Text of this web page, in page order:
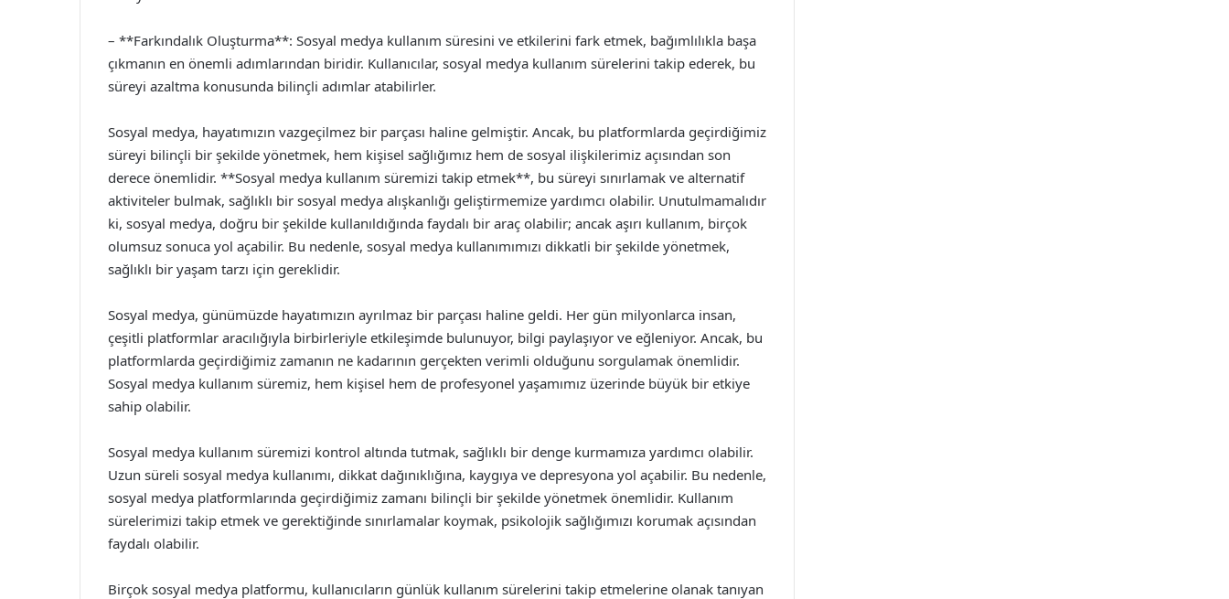
– **Farkındalık Oluşturma**: Sosyal medya kullanım süresini ve etkilerini fark etmek, bağımlılıkla başa
çıkmanın en önemli adımlarından biridir. Kullanıcılar, sosyal medya kullanım sürelerini takip ederek, bu
süreyi azaltma konusunda bilinçli adımlar atabilirler.
Sosyal medya, hayatımızın vazgeçilmez bir parçası haline gelmiştir. Ancak, bu platformlarda geçirdiğimiz
süreyi bilinçli bir şekilde yönetmek, hem kişisel sağlığımız hem de sosyal ilişkilerimiz açısından son
derece önemlidir. **Sosyal medya kullanım süremizi takip etmek**, bu süreyi sınırlamak ve alternatif
aktiviteler bulmak, sağlıklı bir sosyal medya alışkanlığı geliştirmemize yardımcı olabilir. Unutulmamalıdır
ki, sosyal medya, doğru bir şekilde kullanıldığında faydalı bir araç olabilir; ancak aşırı kullanım, birçok
olumsuz sonuca yol açabilir. Bu nedenle, sosyal medya kullanımımızı dikkatli bir şekilde yönetmek,
sağlıklı bir yaşam tarzı için gereklidir.
Sosyal medya, günümüzde hayatımızın ayrılmaz bir parçası haline geldi. Her gün milyonlarca insan,
çeşitli platformlar aracılığıyla birbirleriyle etkileşimde bulunuyor, bilgi paylaşıyor ve eğleniyor. Ancak, bu
platformlarda geçirdiğimiz zamanın ne kadarının gerçekten verimli olduğunu sorgulamak önemlidir.
Sosyal medya kullanım süremiz, hem kişisel hem de profesyonel yaşamımız üzerinde büyük bir etkiye
sahip olabilir.
Sosyal medya kullanım süremizi kontrol altında tutmak, sağlıklı bir denge kurmamıza yardımcı olabilir.
Uzun süreli sosyal medya kullanımı, dikkat dağınıklığına, kaygıya ve depresyona yol açabilir. Bu nedenle,
sosyal medya platformlarında geçirdiğimiz zamanı bilinçli bir şekilde yönetmek önemlidir. Kullanım
sürelerimizi takip etmek ve gerektiğinde sınırlamalar koymak, psikolojik sağlığımızı korumak açısından
faydalı olabilir.
Birçok sosyal medya platformu, kullanıcıların günlük kullanım sürelerini takip etmelerine olanak tanıyan